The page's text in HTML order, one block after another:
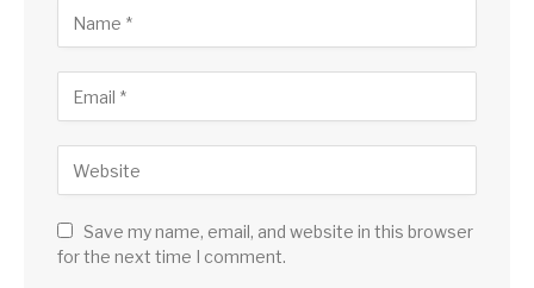
Save my name, email, and website in this browser
for the next time I comment.